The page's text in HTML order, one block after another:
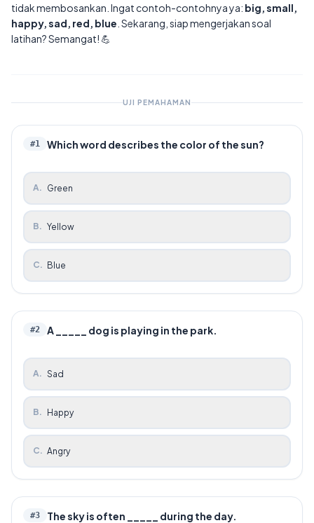
tidak membosankan. Ingat contoh-contohnya ya: big, small,
happy, sad, red, blue . Sekarang, siap mengerjakan soal
latihan? Semangat! 💪
UJI PEMAHAMAN
#1 Which word describes the color of the sun?
A. Green
B. Yellow
C. Blue
#2 A _____ dog is playing in the park.
A. Sad
B. Happy
C. Angry
#3 The sky is often _____ during the day.